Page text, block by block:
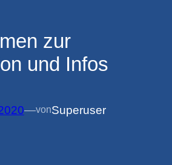
zur
und Infos
—vonSuperuser